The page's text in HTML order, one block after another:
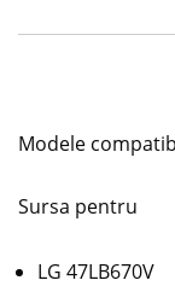
Modele
Sursa pentru
LG 47LB670V